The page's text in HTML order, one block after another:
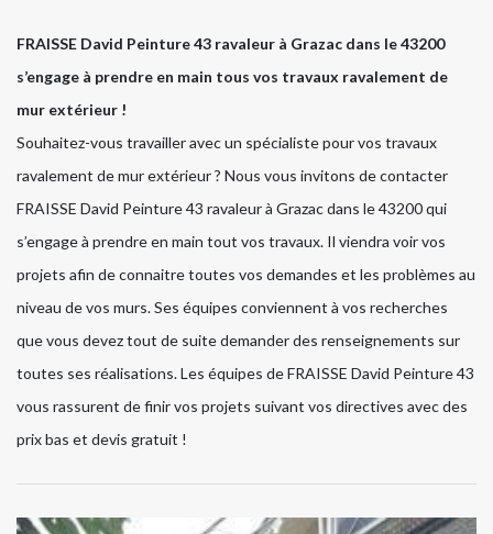
FRAISSE David Peinture 43 ravaleur à Grazac dans le 43200
s’engage à prendre en main tous vos travaux ravalement de
mur extérieur !
Souhaitez-vous travailler avec un spécialiste pour vos travaux
ravalement de mur extérieur ? Nous vous invitons de contacter
FRAISSE David Peinture 43 ravaleur à Grazac dans le 43200 qui
s’engage à prendre en main tout vos travaux. Il viendra voir vos
projets afin de connaitre toutes vos demandes et les problèmes au
niveau de vos murs. Ses équipes conviennent à vos recherches
que vous devez tout de suite demander des renseignements sur
toutes ses réalisations. Les équipes de FRAISSE David Peinture 43
vous rassurent de finir vos projets suivant vos directives avec des
prix bas et devis gratuit !